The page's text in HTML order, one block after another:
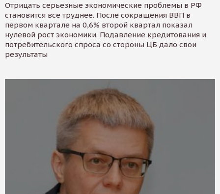
Отрицать серьезные экономические проблемы в РФ
становится все труднее. После сокращения ВВП в
первом квартале на 0,6% второй квартал показал
нулевой рост экономики. Подавление кредитования и
потребительского спроса со стороны ЦБ дало свои
результаты